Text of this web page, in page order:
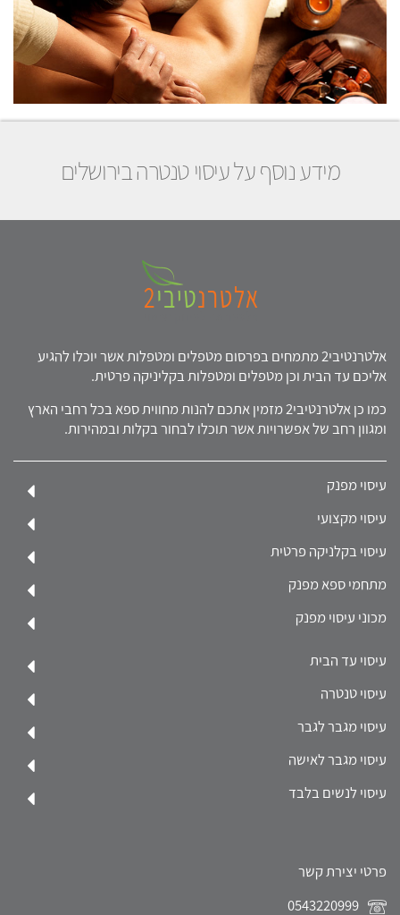
מידע נוסף על עיסוי טנטרה בירושלים
אלטרנטיבי2 מתמחים בפרסום מטפלים ומטפלות אשר יוכלו להגיע
אליכם עד הבית וכן מטפלים ומטפלות בקליניקה פרטית.
כמו כן אלטרנטיבי2 מזמין אתכם להנות מחווית ספא בכל רחבי הארץ
ומגוון רחב של אפשרויות אשר תוכלו לבחור בקלות ובמהירות.
עיסוי מפנק
עיסוי מקצועי
עיסוי בקלניקה פרטית
מתחמי ספא מפנק
מכוני עיסוי מפנק
עיסוי עד הבית
עיסוי טנטרה
עיסוי מגבר לגבר
עיסוי מגבר לאישה
עיסוי לנשים בלבד
פרטי יצירת קשר